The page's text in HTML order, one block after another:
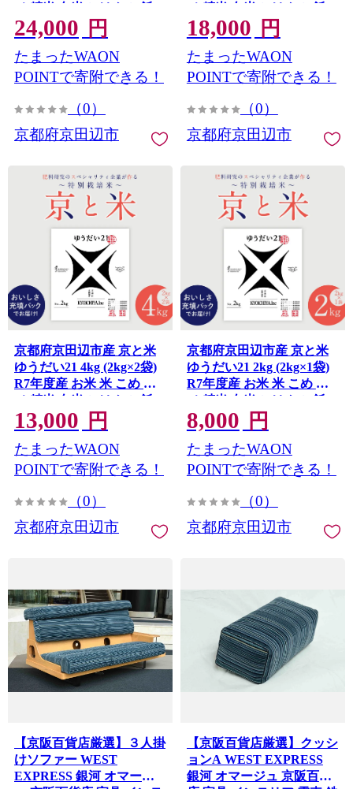
メ 精米 白米 ごはん ご飯
弁当 おにぎり 真空 長期保
存 防災 京田辺市 京都府
kt2026
24,000 円
たまったWAON
POINTで寄附できる！
（0）
京都府京田辺市
メ 精米 白米 ごはん ご飯
弁当 おにぎり 真空 長期保
存 防災 京田辺市 京都府
kt2026
18,000 円
たまったWAON
POINTで寄附できる！
（0）
京都府京田辺市
京都府京田辺市産 京と米
ゆうだい21 4kg (2kg×2袋)
R7年度産 お米 米 こめ コ
メ 精米 白米 ごはん ご飯
弁当 おにぎり 真空 長期保
存 防災 京田辺市 京都府
kt2026
13,000 円
たまったWAON
POINTで寄附できる！
（0）
京都府京田辺市
京都府京田辺市産 京と米
ゆうだい21 2kg (2kg×1袋)
R7年度産 お米 米 こめ コ
メ 精米 白米 ごはん ご飯
弁当 おにぎり 真空 長期保
存 防災 京田辺市 京都府
kt2026
8,000 円
たまったWAON
POINTで寄附できる！
（0）
京都府京田辺市
【京阪百貨店厳選】３人掛
けソファー WEST
EXPRESS 銀河 オマージ
【京阪百貨店厳選】クッシ
ョンA WEST EXPRESS
銀河 オマージュ 京阪百貨